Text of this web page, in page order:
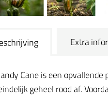
Extra
Cane is een
geheel rood af.